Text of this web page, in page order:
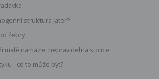
struktura jater?
žebry
malé námaze, nepravidelná stolice
- co to může být?